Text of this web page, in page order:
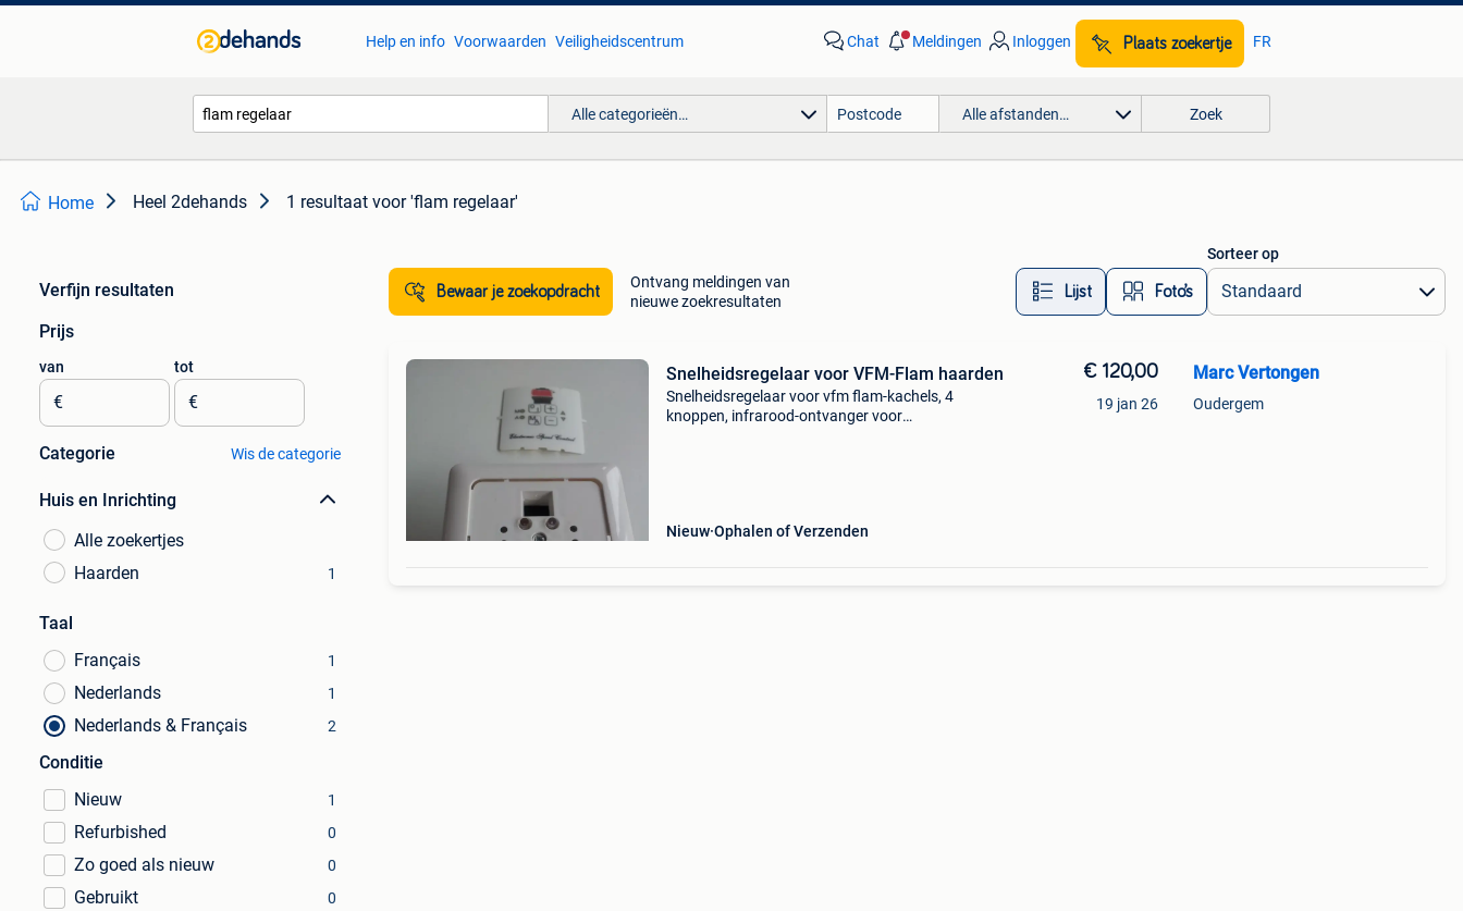
Help en info Voorwaarden Veiligheidscentrum Chat Meldingen Inloggen Plaats zoekertje FR
Alle categorieën… Alle afstanden… Zoek
Home Heel 2dehands 1 resultaat voor 'flam regelaar'
Verfijn resultaten
Prijs
van
€
tot
€
Categorie Wis de categorie
Huis en Inrichting
Alle zoekertjes
Haarden
1
Taal
Français
1
Nederlands 1
Nederlands & Français 2
Conditie
Nieuw
1
Refurbished 0
Zo goed als nieuw 0
Gebruikt 0
Bewaar je zoekopdracht
Ontvang meldingen van
nieuwe zoekresultaten
Lijst Foto’s
Sorteer op
Snelheidsregelaar voor VFM-Flam haarden
Snelheidsregelaar voor vfm flam-kachels, 4
knoppen, infrarood-ontvanger voor
Nieuw Ophalen of Verzenden
€ 120,00
19 jan 26
Marc Vertongen
Oudergem